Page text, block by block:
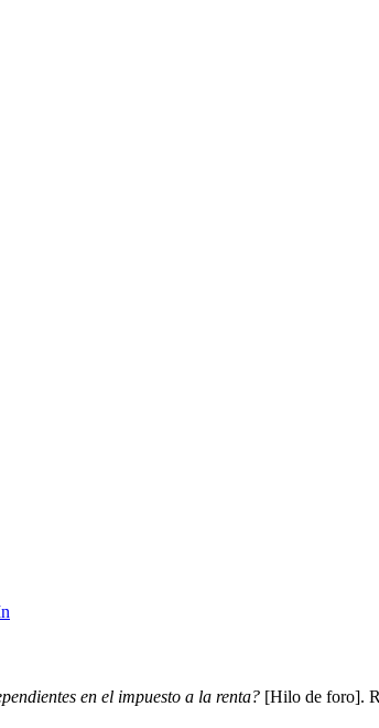
en el impuesto a la renta? [Hilo de foro].